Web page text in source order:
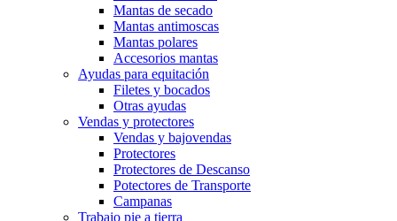
Mantas de secado
Mantas antimoscas
Mantas polares
Accesorios mantas
Ayudas para equitación
Filetes y bocados
Otras ayudas
Vendas y protectores
Vendas y bajovendas
Protectores
Protectores de Descanso
Potectores de Transporte
Campanas
Trabajo pie a tierra